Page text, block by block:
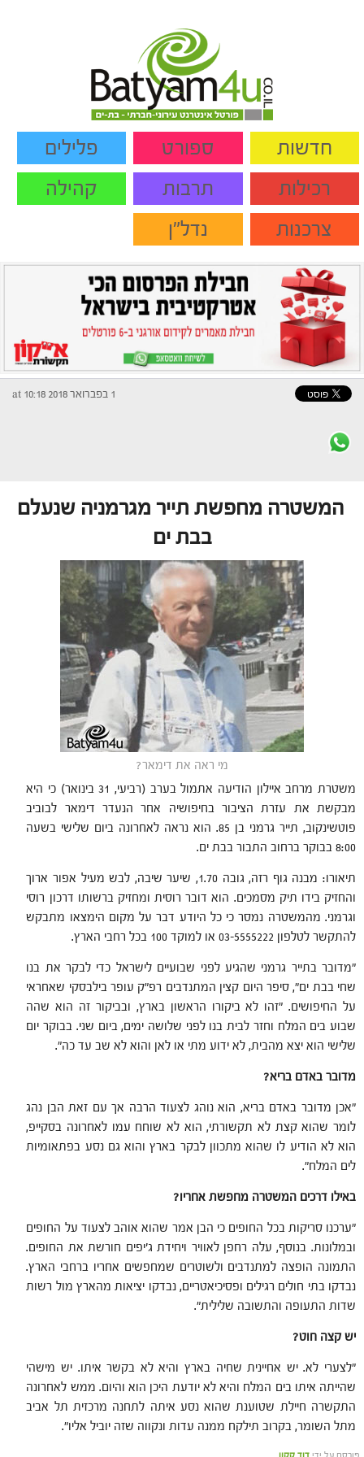
חדשות ספורט
פלילים
רכילות
תרבות
קהילה
צרכנות
נדל"ן
1 בפברואר 2018 at 10:18
המשטרה מחפשת תייר מגרמניה שנעלם
בבת ים
מי ראה את דימאר?
משטרת מרחב איילון הודיעה אתמול בערב (רביעי, 31 בינואר) כי היא
מבקשת את עזרת הציבור בחיפושיה אחר הנעדר דימאר לבוביב
פוטשינקוב, תייר גרמני בן 85. הוא נראה לאחרונה ביום שלישי בשעה
8:00 בבוקר ברחוב התבור בבת ים.
תיאורו: מבנה גוף רזה, גובה 1.70, שיער שיבה, לבש מעיל אפור ארוך
והחזיק בידו תיק מסמכים. הוא דובר רוסית ומחזיק ברשותו דרכון רוסי
וגרמני. מהמשטרה נמסר כי כל היודע דבר על מקום הימצאו מתבקש
להתקשר לטלפון 03-5555222 או למוקד 100 בכל רחבי הארץ.
"מדובר בתייר גרמני שהגיע לפני שבועיים לישראל כדי לבקר את בנו
שחי בבת ים", סיפר היום קצין המתנדבים רפ"ק עופר בילבסקי שאחראי
על החיפושים. "זהו לא ביקורו הראשון בארץ, ובביקור זה הוא שהה
שבוע בים המלח וחזר לבית בנו לפני שלושה ימים, ביום שני. בבוקר יום
שלישי הוא יצא מהבית, לא ידוע מתי או לאן והוא לא שב עד כה".
מדובר באדם בריא?
"אכן מדובר באדם בריא, הוא נוהג לצעוד הרבה אך עם זאת הבן נהג
לומר שהוא קצת לא תקשורתי, הוא לא שוחח עמו לאחרונה בסקייפ,
הוא לא הודיע לו שהוא מתכוון לבקר בארץ והוא גם נסע בפתאומיות
לים המלח".
באילו דרכים המשטרה מחפשת אחריו?
"ערכנו סריקות בכל החופים כי הבן אמר שהוא אוהב לצעוד על החופים
ובמלונות. בנוסף, עלה רחפן לאוויר ויחידת ג'יפים חורשת את החופים.
התמונה הופצה למתנדבים ולשוטרים שמחפשים אחריו ברחבי הארץ.
נבדקו בתי חולים רגילים ופסיכיאטריים, נבדקו יציאות מהארץ מול רשות
שדות התעופה והתשובה שלילית".
יש קצה חוט?
"לצערי לא. יש אחיינית שחיה בארץ והיא לא בקשר איתו. יש מישהי
שהייתה איתו בים המלח והיא לא יודעת היכן הוא והיום. ממש לאחרונה
התקשרה חיילת שטוענת שהוא נסע איתה לתחנה מרכזית תל אביב
מתל השומר, בקרוב תילקח ממנה עדות ונקווה שזה יוביל אליו".